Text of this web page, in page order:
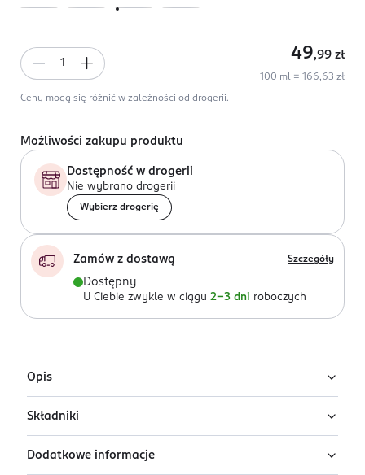
49,99 zł
100 ml = 166,63 zł
Ceny mogą się różnić w zależności od drogerii.
Możliwości zakupu produktu
Dostępność w drogerii
Nie wybrano drogerii
Wybierz drogerię
Zamów z dostawą Szczegóły
Dostępny
U Ciebie zwykle w ciągu 2-3 dni roboczych
Opis
Rozświetlający podkład do twarzy Eveline
Wonder Match Lumi w odcieniu Neutral
Składniki
Ingredients: : AQUA, DIMETHICONE, ISODODECANE,
Dodatkowe informacje